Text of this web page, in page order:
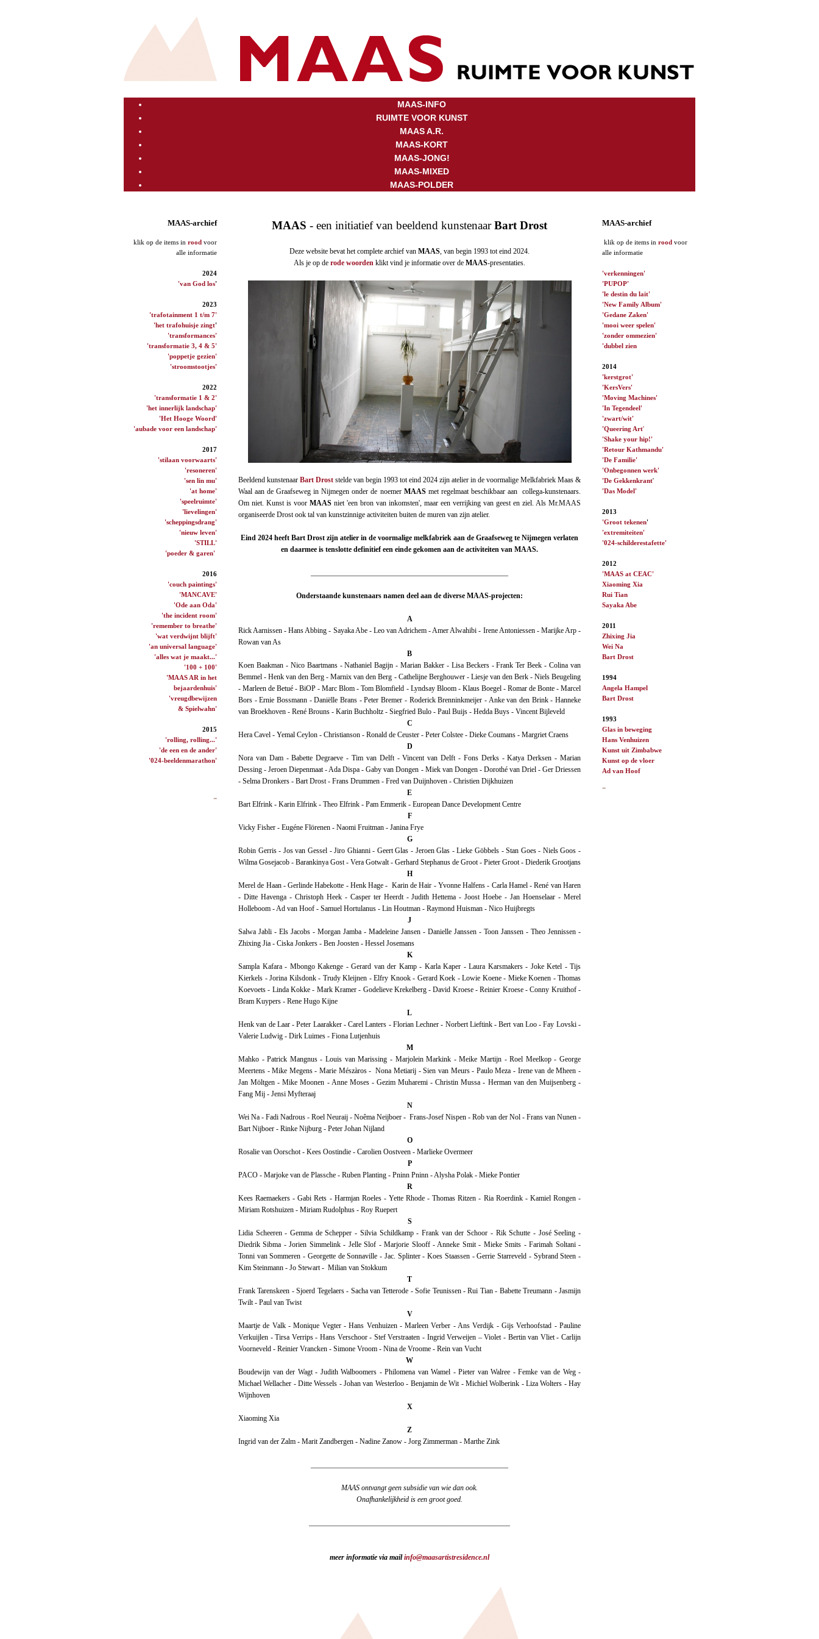
MAAS-INFO
RUIMTE VOOR KUNST
MAAS A.R.
MAAS-KORT
MAAS-JONG!
MAAS-MIXED
MAAS-POLDER
MAAS-archief
klik op de items in rood voor
alle informatie
2024
'van God los'
2023
'trafotainment 1 t/m 7'
'het trafohuisje zingt'
'transformances'
'transformatie 3, 4 & 5'
'poppetje gezien'
'stroomstootjes'
2022
'transformatie 1 & 2'
'het innerlijk landschap'
'Het Hooge Woord'
'aubade voor een landschap'
2017
'stilaan voorwaarts'
'resoneren'
'sen lin mu'
'at home'
'speelruimte'
'lievelingen'
'scheppingsdrang'
'nieuw leven'
'STILL'
'poeder & garen'
2016
'couch paintings'
'MANCAVE'
'Ode aan Oda'
'the incident room'
'remember to breathe'
'wat verdwijnt blijft'
'an universal language'
'alles wat je maakt...'
'100 + 100'
'MAAS AR in het
bejaardenhuis'
'vreugdbewijzen
& Spielwahn'
2015
'rolling, rolling...'
'de een en de ander'
'024-beeldenmarathon'
MAAS - een initiatief van beeldend kunstenaarBart Drost
Deze website bevat het complete archief van MAAS, van begin 1993 tot eind 2024.
Als je op de rode woorden klikt vind je informatie over de MAAS-presentaties.
Beeldend kunstenaar Bart Drost stelde van begin 1993 tot eind 2024 zijn atelier in de voormalige Melkfabriek Maas &
Waal aan de Graafseweg in Nijmegen onder de noemer MAASmet regelmaat beschikbaar aan collega-kunstenaars.
Om niet. Kunst is voor MAAS niet 'een bron van inkomsten', maar een verrijking van geest en ziel. Als Mr.MAAS
organiseerde Drost ook tal van kunstzinnige activiteiten buiten de muren van zijn atelier.
Eind 2024 heeft Bart Drost zijn atelier in de voormalige melkfabriek aan de Graafseweg te Nijmegen verlaten
en daarmee is tenslotte definitief een einde gekomen aan de activiteiten van MAAS.
Onderstaande kunstenaars namen deel aan de diverse MAAS-projecten:
A
Rick Aarnissen - Hans Abbing - Sayaka Abe - Leo van Adrichem - Amer Alwahibi - Irene Antoniessen - Marijke Arp -
Rowan van As
B
Koen Baakman - Nico Baartmans - Nathaniel Bagijn - Marian Bakker - Lisa Beckers - Frank Ter Beek - Colina van
Bemmel - Henk van den Berg - Marnix van den Berg - Cathelijne Berghouwer - Liesje van den Berk - Niels Beugeling
- Marleen de Betué - BiOP - Marc Blom - Tom Blomfield - Lyndsay Bloom - Klaus Boegel - Romar de Bonte - Marcel
Bors - Ernie Bossmann - Daniëlle Brans - Peter Bremer - Roderick Brenninkmeijer - Anke van den Brink - Hanneke
van Broekhoven - René Brouns - Karin Buchholtz - Siegfried Bulo - Paul Buijs - Hedda Buys - Vincent Bijleveld
C
Hera Cavel - Yemal Ceylon - Christianson - Ronald de Ceuster - Peter Colstee - Dieke Coumans - Margriet Craens
D
Nora van Dam - Babette Degraeve - Tim van Delft - Vincent van Delft - Fons Derks - Katya Derksen - Marian
Dessing - Jeroen Diepenmaat - Ada Dispa - Gaby van Dongen - Miek van Dongen - Dorothé van Driel - Ger Driessen
- Selma Dronkers - Bart Drost - Frans Drummen - Fred van Duijnhoven - Christien Dijkhuizen
E
Bart Elfrink - Karin Elfrink - Theo Elfrink - Pam Emmerik - European Dance Development Centre
F
Vicky Fisher - Eugéne Flörenen - Naomi Fruitman - Janina Frye
G
Robin Gerris - Jos van Gessel - Jiro Ghianni - Geert Glas - Jeroen Glas - Lieke Göbbels - Stan Goes - Niels Goos -
Wilma Gosejacob - Barankinya Gost - Vera Gotwalt - Gerhard Stephanus de Groot - Pieter Groot - Diederik Grootjans
H
Merel de Haan - Gerlinde Habekotte - Henk Hage - Karin de Hair - Yvonne Halfens - Carla Hamel - René van Haren
- Ditte Havenga - Christoph Heek - Casper ter Heerdt - Judith Hettema - Joost Hoebe - Jan Hoenselaar - Merel
Holleboom - Ad van Hoof - Samuel Hortulanus - Lin Houtman - Raymond Huisman - Nico Huijbregts
J
Salwa Jabli - Els Jacobs - Morgan Jamba - Madeleine Jansen - Danielle Janssen - Toon Janssen - Theo Jennissen -
Zhixing Jia - Ciska Jonkers - Ben Joosten - Hessel Josemans
K
Sampla Kafara - Mbongo Kakenge - Gerard van der Kamp - Karla Kaper - Laura Karsmakers - Joke Ketel - Tijs
Kierkels - Jorina Kilsdonk - Trudy Kleijnen - Elfry Knook - Gerard Koek - Lowie Koene - Mieke Koenen - Thomas
Koevoets - Linda Kokke - Mark Kramer - Godelieve Krekelberg - David Kroese - Reinier Kroese - Conny Kruithof -
Bram Kuypers - Rene Hugo Kijne
L
Henk van de Laar - Peter Laarakker - Carel Lanters - Florian Lechner - Norbert Lieftink - Bert van Loo - Fay Lovski -
Valerie Ludwig - Dirk Luimes - Fiona Lutjenhuis
M
Mahko - Patrick Mangnus - Louis van Marissing - Marjolein Markink - Meike Martijn - Roel Meelkop - George
Meertens - Mike Megens - Marie Mészàros - Nona Metiarij - Sien van Meurs - Paulo Meza - Irene van de Mheen -
Jan Möltgen - Mike Moonen - Anne Moses - Gezim Muharemi - Christin Mussa - Herman van den Muijsenberg -
Fang Mij - Jensi Myfteraaj
N
Wei Na - Fadi Nadrous - Roel Neuraij - Noêma Neijboer - Frans-Josef Nispen - Rob van der Nol - Frans van Nunen -
Bart Nijboer - Rinke Nijburg - Peter Johan Nijland
O
Rosalie van Oorschot - Kees Oostindie - Carolien Oostveen - Marlieke Overmeer
P
PACO - Marjoke van de Plassche - Ruben Planting - Pninn Pninn - Alysha Polak - Mieke Pontier
R
Kees Raemaekers - Gabi Rets - Harmjan Roeles - Yette Rhode - Thomas Ritzen - Ria Roerdink - Kamiel Rongen -
Miriam Rotshuizen - Miriam Rudolphus - Roy Ruepert
S
Lidia Scheeren - Gemma de Schepper - Silvia Schildkamp - Frank van der Schoor - Rik Schutte - José Seeling -
Diedrik Sibma - Jorien Simmelink - Jelle Slof - Marjorie Slooff - Anneke Smit - Mieke Smits - Farimah Soltani -
Tonni van Sommeren - Georgette de Sonnaville - Jac. Splinter - Koes Staassen - Gerrie Starreveld - Sybrand Steen -
Kim Steinmann - Jo Stewart - Milian van Stokkum
T
Frank Tarenskeen - Sjoerd Tegelaers - Sacha van Tetterode - Sofie Teunissen - Rui Tian - Babette Treumann - Jasmijn
Twilt - Paul van Twist
V
Maartje de Valk - Monique Vegter - Hans Venhuizen - Marleen Verber - Ans Verdijk - Gijs Verhoofstad - Pauline
Verkuijlen - Tirsa Verrips - Hans Verschoor - Stef Verstraaten - Ingrid Verweijen – Violet - Bertin van Vliet - Carlijn
Voorneveld - Reinier Vrancken - Simone Vroom - Nina de Vroome - Rein van Vucht
W
Boudewijn van der Wagt - Judith Walboomers - Philomena van Wamel - Pieter van Walree - Femke van de Weg -
Michael Wellacher - Ditte Wessels - Johan van Westerloo - Benjamin de Wit - Michiel Wolberink - Liza Wolters - Hay
Wijnhoven
X
Xiaoming Xia
Z
Ingrid van der Zalm - Marit Zandbergen - Nadine Zanow - Jorg Zimmerman - Marthe Zink
MAAS ontvangt geen subsidie van wie dan ook.
Onafhankelijkheid is een groot goed.
meer informatie via mailinfo@maasartistresidence.nl
MAAS-archief
klik op de items in rood voor
alle informatie
'verkenningen'
'PUPOP'
'le destin du lait'
'New Family Album'
'Gedane Zaken'
'mooi weer spelen'
'zonder ommezien'
'dubbel zien
2014
'kerstgrot'
'KersVers'
'Moving Machines'
'In Tegendeel'
'zwart/wit'
'Queering Art'
'Shake your hip!'
'Retour Kathmandu'
'De Familie'
'Onbegonnen werk'
'De Gekkenkrant'
'Das Model'
2013
'Groot tekenen'
'extremiteiten'
'024-schilderestafette'
2012
'MAAS at CEAC'
Xiaoming Xia
Rui Tian
Sayaka Abe
2011
Zhixing Jia
Wei Na
Bart Drost
1994
Angela Hampel
Bart Drost
1993
Glas in beweging
Hans Venhuizen
Kunst uit Zimbabwe
Kunst op de vloer
Ad van Hoof